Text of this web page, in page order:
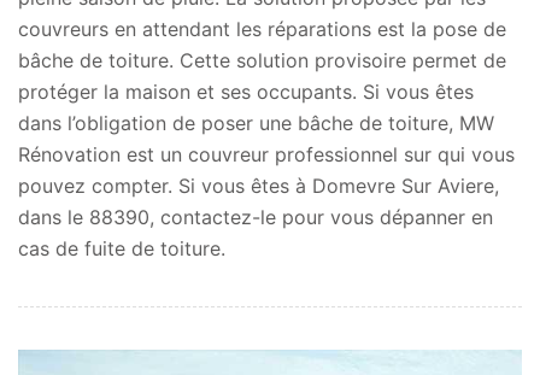
couvreurs en attendant les réparations est la pose de
bâche de toiture. Cette solution provisoire permet de
protéger la maison et ses occupants. Si vous êtes
dans l’obligation de poser une bâche de toiture, MW
Rénovation est un couvreur professionnel sur qui vous
pouvez compter. Si vous êtes à Domevre Sur Aviere,
dans le 88390, contactez-le pour vous dépanner en
cas de fuite de toiture.